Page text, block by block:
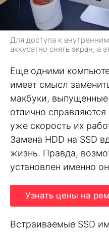
Для доступа к
аккуратно снять экран, а
Еще одними
имеет смысл
макбуки,
отлично
уже скорость их
Замена HDD на SSD
жизнь. Правда,
установлен именно
Узнать цены на
Встраиваемые SSD